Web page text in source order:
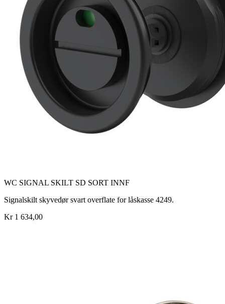
WC SIGNAL SKILT SD SORT INNF
Signalskilt skyvedør svart overflate for låskasse 4249.
Kr 1 634,00